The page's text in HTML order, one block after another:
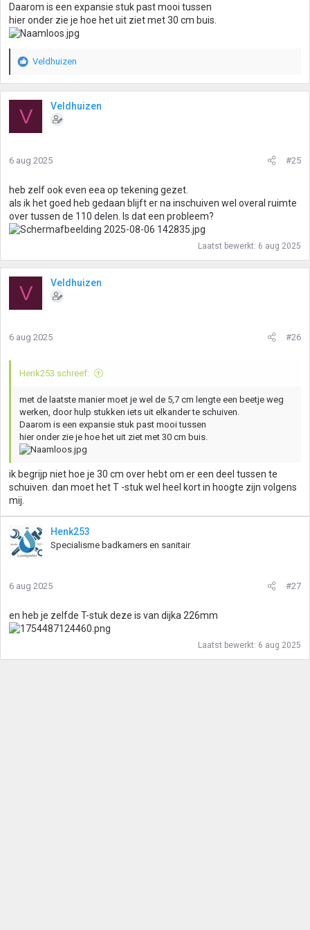
Daarom is een expansie stuk past mooi tussen
hier onder zie je hoe het uit ziet met 30 cm buis.
W
a
d
n
e
n
:
Veldhuizen
V Veldhuizen
6 aug 2025 #25
heb zelf ook even eea op tekening gezet.
als ik het goed heb gedaan blijft er na inschuiven wel overal ruimte
over tussen de 110 delen. Is dat een probleem?
Laatst bewerkt: 6 aug 2025
V Veldhuizen
6 aug 2025 #26
Henk253 schreef:
met de laatste manier moet je wel de 5,7 cm lengte een beetje weg
werken, door hulp stukken iets uit elkander te schuiven.
Daarom is een expansie stuk past mooi tussen
hier onder zie je hoe het uit ziet met 30 cm buis.
ik begrijp niet hoe je 30 cm over hebt om er een deel tussen te
schuiven. dan moet het T -stuk wel heel kort in hoogte zijn volgens
mij.
Henk253
Specialisme badkamers en sanitair
6 aug 2025 #27
en heb je zelfde T-stuk deze is van dijka 226mm
Laatst bewerkt: 6 aug 2025